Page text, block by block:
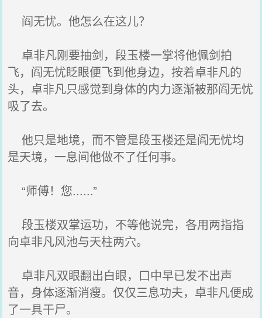
阎无忧。他怎么在这儿？
卓非凡刚要抽剑，段玉楼一掌将他佩剑拍
飞，阎无忧眨眼便飞到他身边，按着卓非凡的
头，卓非凡只感觉到身体的内力逐渐被那阎无忧
吸了去。
他只是地境，而不管是段玉楼还是阎无忧均
是天境，一息间他做不了任何事。
“师傅！您......”
段玉楼双掌运功，不等他说完，各用两指指
向卓非凡风池与天柱两穴。
卓非凡双眼翻出白眼，口中早已发不出声
音，身体逐渐消瘦。仅仅三息功夫，卓非凡便成
了一具干尸。